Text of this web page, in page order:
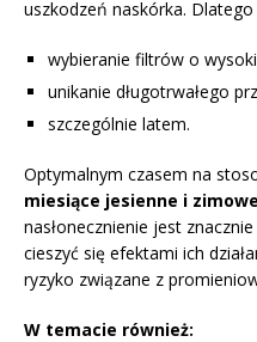
uszkodzeń naskórka. Dlatego
wybieranie filtrów o
unikanie długotrwałego
szczególnie latem.
Optymalnym czasem na
miesiące jesienne i zimowe
nasłonecznienie jest
cieszyć się efektami ich
ryzyko związane z
W temacie również: